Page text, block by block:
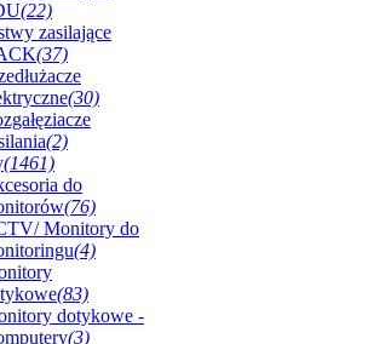
(22)
zasilające
(37)
(30)
(2)
(1461)
do
(76)
Monitory do
(4)
(83)
dotykowe -
(3)